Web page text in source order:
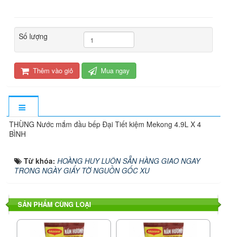
Số lượng
Thêm vào giỏ Mua ngay
THÙNG Nước mắm đầu bếp Đại Tiết kiệm Mekong 4.9L X 4
BÌNH
Từ khóa: HOÀNG HUY LUÔN SẴN HÀNG GIAO NGAY
TRONG NGÀY GIẤY TỜ NGUỒN GỐC XU
SẢN PHẨM CÙNG LOẠI